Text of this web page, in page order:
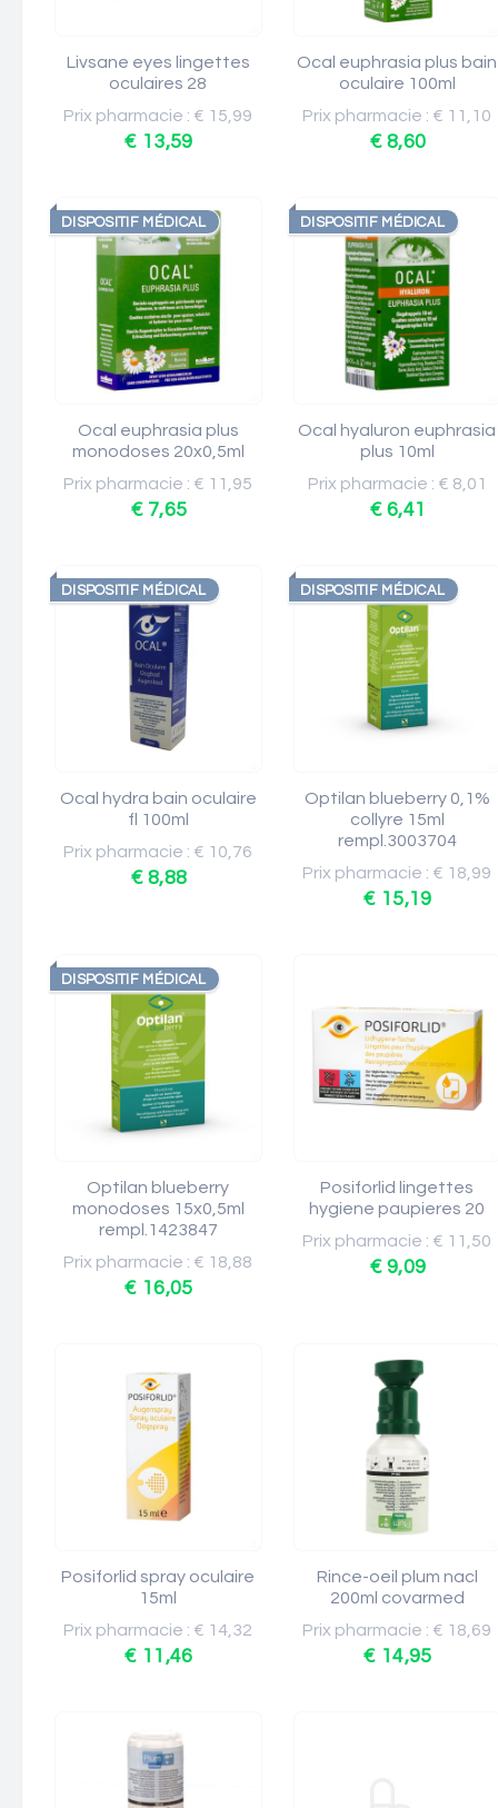
Livsane eyes lingettes
oculaires 28
Prix pharmacie : € 15,99
€ 13,59
Ocal euphrasia plus bain
oculaire 100ml
Prix pharmacie : € 11,10
€ 8,60
DISPOSITIF MÉDICAL
Ocal euphrasia plus
monodoses 20x0,5ml
Prix pharmacie : € 11,95
€ 7,65
DISPOSITIF MÉDICAL
Ocal hyaluron euphrasia
plus 10ml
Prix pharmacie : € 8,01
€ 6,41
DISPOSITIF MÉDICAL
Ocal hydra bain oculaire
fl 100ml
Prix pharmacie : € 10,76
€ 8,88
DISPOSITIF MÉDICAL
Optilan blueberry 0,1%
collyre 15ml
rempl.3003704
Prix pharmacie : € 18,99
€ 15,19
DISPOSITIF MÉDICAL
Optilan blueberry
monodoses 15x0,5ml
rempl.1423847
Prix pharmacie : € 18,88
€ 16,05
Posiforlid lingettes
hygiene paupieres 20
Prix pharmacie : € 11,50
€ 9,09
Posiforlid spray oculaire
15ml
Prix pharmacie : € 14,32
€ 11,46
Rince-oeil plum nacl
200ml covarmed
Prix pharmacie : € 18,69
€ 14,95